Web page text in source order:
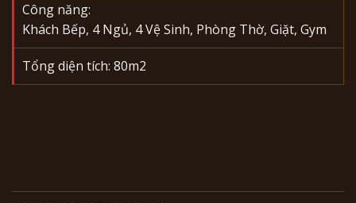
Công năng:
Khách Bếp, 4 Ngủ, 4 Vệ Sinh, Phòng Thờ, Giặt, Gym
Tổng diện tích: 80m2